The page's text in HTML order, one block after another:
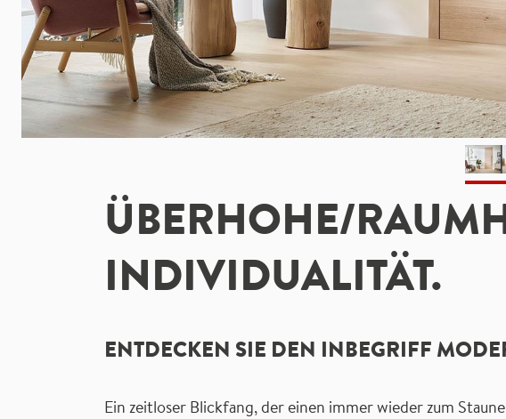
ÜBERHOHE/
INDIVIDUALITÄT.
ENTDECKEN SIE DEN INBEGRIFF
Ein zeitloser Blickfang, der einen immer wieder zum